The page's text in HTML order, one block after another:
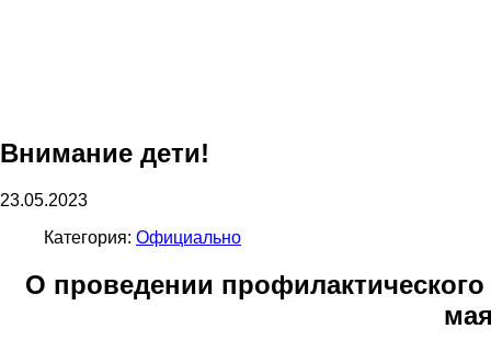
Внимание дети!
23.05.2023
Категория: Официально
О проведении